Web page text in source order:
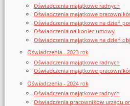
Oświadczenia majątkowe radnych
Oświadczenia majątkowe
Oświadczenia majątkowe na dzień
Oświadczenia na koniec umowy
Oświadczenia majątkowe na dzień
Oświadczenia - 2023 rok
Oświadczenia majątkowe radnych
Oświadczenia majątkowe
Oświadczenia - 2024 rok
Oświadczenia majątkowe radnych
Oświadczenia pracowników urzędu